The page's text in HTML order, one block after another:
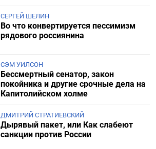
СЕРГЕЙ ШЕЛИН
Во что конвертируется пессимизм
рядового россиянина
СЭМ УИЛСОН
Бессмертный сенатор, закон
покойника и другие срочные дела на
Капитолийском холме
ДМИТРИЙ СТРАТИЕВСКИЙ
Дырявый пакет, или Как слабеют
санкции против России